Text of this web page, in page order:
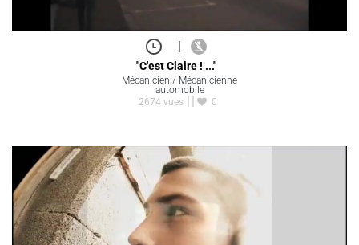
|
"C'est Claire ! ..."
Mécanicien / Mécanicienne
automobile
2674 vues
0